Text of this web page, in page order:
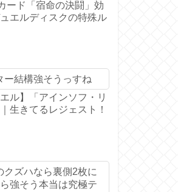
ード「宿命の決闘」効
エルディスクの特殊ル
ー結構強そうっすね
ル】「アインソフ・リ
生きてるレジェスト！
クズハなら裏側2枚に
強そう本当は究極テ